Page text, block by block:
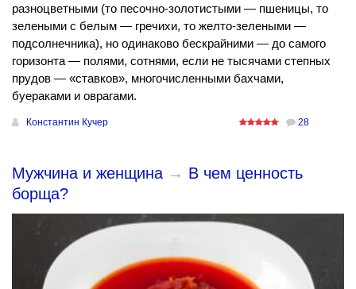
разноцветными (то песочно-золотистыми — пшеницы, то
зелеными с белым — гречихи, то желто-зелеными —
подсолнечника), но одинаково бескрайними — до самого
горизонта — полями, сотнями, если не тысячами степных
прудов — «ставков», многочисленными бахчами,
буераками и оврагами.
Константин Кучер 28
Мужчина и женщина → В чем ценность
борща?